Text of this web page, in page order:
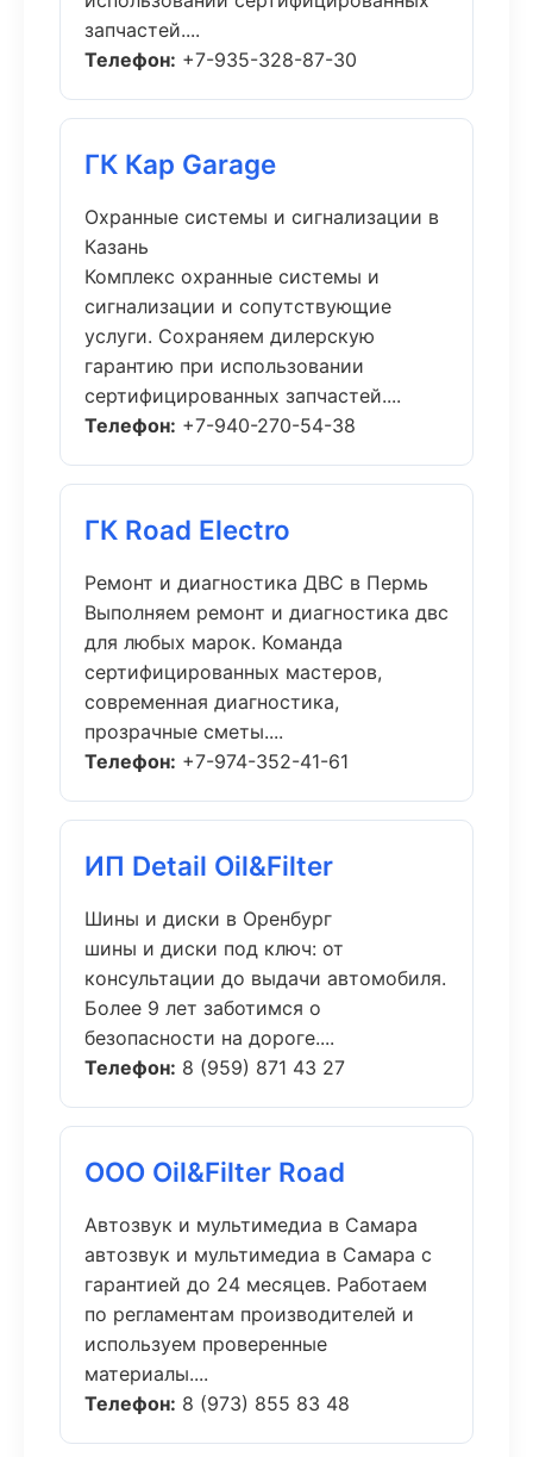
запчастей....
Телефон: +7-935-328-87-30
ГК Кар Garage
Охранные системы и сигнализации в
Казань
Комплекс охранные системы и
сигнализации и сопутствующие
услуги. Сохраняем дилерскую
гарантию при использовании
сертифицированных запчастей....
Телефон: +7-940-270-54-38
ГК Road Electro
Ремонт и диагностика ДВС в Пермь
Выполняем ремонт и диагностика двс
для любых марок. Команда
сертифицированных мастеров,
современная диагностика,
прозрачные сметы....
Телефон: +7-974-352-41-61
ИП Detail Oil&Filter
Шины и диски в Оренбург
шины и диски под ключ: от
консультации до выдачи автомобиля.
Более 9 лет заботимся о
безопасности на дороге....
Телефон: 8 (959) 871 43 27
ООО Oil&Filter Road
Автозвук и мультимедиа в Самара
автозвук и мультимедиа в Самара с
гарантией до 24 месяцев. Работаем
по регламентам производителей и
используем проверенные
материалы....
Телефон: 8 (973) 855 83 48